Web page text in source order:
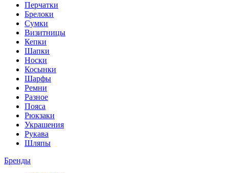
Перчатки
Брелоки
Сумки
Визитницы
Кепки
Шапки
Носки
Косынки
Шарфы
Ремни
Разное
Пояса
Рюкзаки
Украшения
Рукава
Шляпы
Бренды